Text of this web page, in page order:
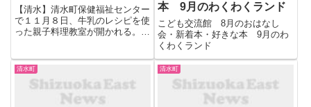
【清水】清水町保健福祉センター
で１１月８日、牛乳のレシピを使
った親子料理教室が開かれる。講
澤雅也さんが講師を担当し、オリ
ジナルレシピを ...
本 9月のわくわくランド
こども交流館 8月のおはなし
会・新着本・好きな本 9月のわ
くわくランド
清水町 清水町